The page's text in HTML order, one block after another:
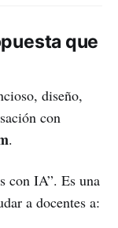
que
diseño,
con
.
con IA”. Es una
a docentes a: